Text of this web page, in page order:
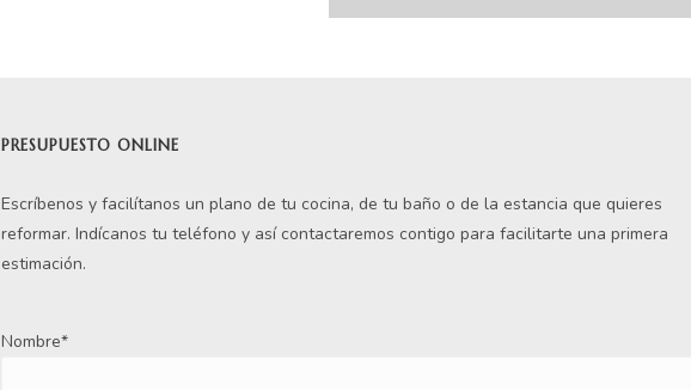
PRESUPUESTO ONLINE
Escríbenos y facilítanos un plano de tu cocina, de tu baño o de la estancia que quieres
reformar. Indícanos tu teléfono y así contactaremos contigo para facilitarte una primera
estimación.
Nombre*